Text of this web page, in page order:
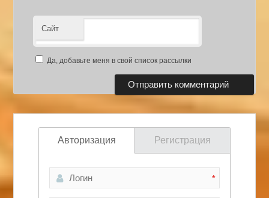
Сайт
Да, добавьте меня в свой список рассылки
Авторизация Регистрация
*